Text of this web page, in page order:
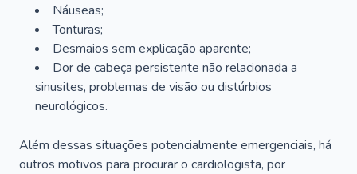
Náuseas;
Tonturas;
Desmaios sem explicação aparente;
Dor de cabeça persistente não relacionada a
sinusites, problemas de visão ou distúrbios
neurológicos.
Além dessas situações potencialmente emergenciais, há
outros motivos para procurar o cardiologista, por